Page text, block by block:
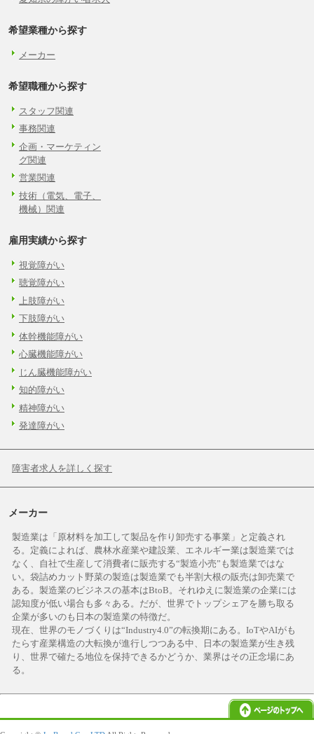
希望業種から探す
メーカー
希望職種から探す
スタッフ関連
事務関連
企画・マーケティン
グ関連
営業関連
技術（電気、電子、
機械）関連
雇用実績から探す
視覚障がい
聴覚障がい
上肢障がい
下肢障がい
体幹機能障がい
心臓機能障がい
じん臓機能障がい
知的障がい
精神障がい
発達障がい
障害者求人を詳しく探す
メーカー
製造業は「原材料を加工して製品を作り卸売する事業」と定義され
る。定義によれば、農林水産業や建設業、エネルギー業は製造業では
なく、自社で生産して消費者に販売する“製造小売”も製造業ではな
い。袋詰めカット野菜の製造は製造業でも半割大根の販売は卸売業で
ある。製造業のビジネスの基本はBtoB。それゆえに製造業の企業には
認知度が低い場合も多々ある。だが、世界でトップシェアを勝ち取る
企業が多いのも日本の製造業の特徴だ。
現在、世界のモノづくりは“Industry4.0”の転換期にある。IoTやAIがも
たらす産業構造の大転換が進行しつつある中、日本の製造業が生き残
り、世界で確たる地位を保持できるかどうか、業界はその正念場にあ
る。